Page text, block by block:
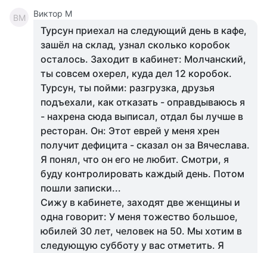
ВМ Виктор М
Турсун приехал на следующий день в кафе,
зашёл на склад, узнал сколько коробок
осталось. Заходит в кабинет: Молчанский,
ты совсем охерел, куда дел 12 коробок.
Турсун, ты пойми: разгрузка, друзья
подъехали, как отказать - оправдываюсь я
- нахрена сюда выписал, отдал бы лучше в
ресторан. Он: Этот еврей у меня хрен
получит дефицита - сказал он за Вячеслава.
Я понял, что он его не любит. Смотри, я
буду контролировать каждый день. Потом
пошли записки...
Сижу в кабинете, заходят две женщины и
одна говорит: У меня тожество большое,
юбилей 30 лет, человек на 50. Мы хотим в
следующую субботу у вас отметить. Я